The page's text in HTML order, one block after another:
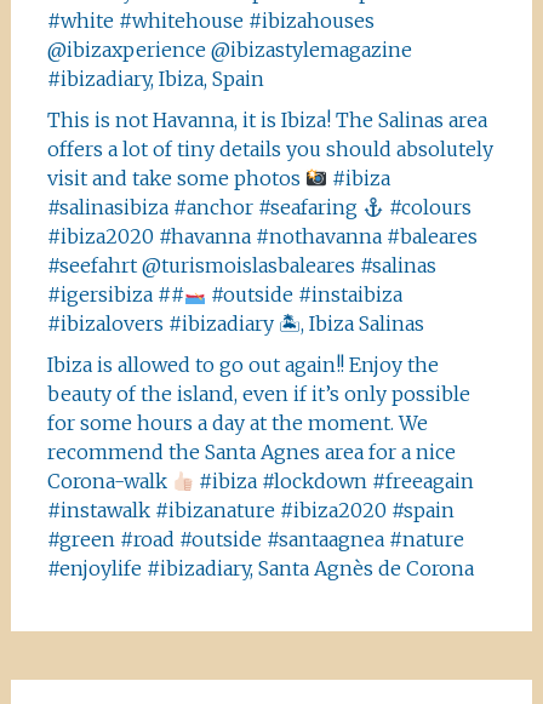
#white #whitehouse #ibizahouses
@ibizaxperience @ibizastylemagazine
#ibizadiary, Ibiza, Spain
This is not Havanna, it is Ibiza! The Salinas area
offers a lot of tiny details you should absolutely
visit and take some photos
#ibiza
#salinasibiza #anchor #seafaring
#colours
#ibiza2020 #havanna #nothavanna #baleares
#seefahrt @turismoislasbaleares #salinas
#igersibiza ##
#outside #instaibiza
#ibizalovers #ibizadiary 🏝, Ibiza Salinas
Ibiza is allowed to go out again!! Enjoy the
beauty of the island, even if it’s only possible
for some hours a day at the moment. We
recommend the Santa Agnes area for a nice
Corona-walk
#ibiza #lockdown #freeagain
#instawalk #ibizanature #ibiza2020 #spain
#green #road #outside #santaagnea #nature
#enjoylife #ibizadiary, Santa Agnès de Corona